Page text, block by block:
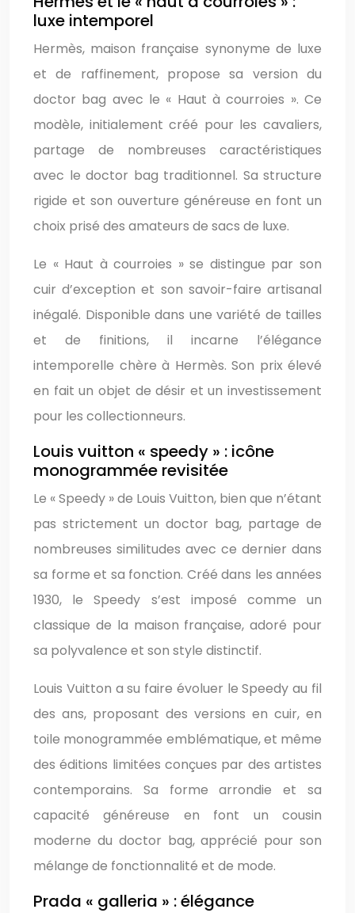
luxe intemporel
Hermès, maison française synonyme de luxe
et de raffinement, propose sa version du
doctor bag avec le « Haut à courroies ». Ce
modèle, initialement créé pour les cavaliers,
partage de nombreuses caractéristiques
avec le doctor bag traditionnel. Sa structure
rigide et son ouverture généreuse en font un
choix prisé des amateurs de sacs de luxe.
Le « Haut à courroies » se distingue par son
cuir d’exception et son savoir-faire artisanal
inégalé. Disponible dans une variété de tailles
et de finitions, il incarne l’élégance
intemporelle chère à Hermès. Son prix élevé
en fait un objet de désir et un investissement
pour les collectionneurs.
Louis vuitton « speedy » : icône
monogrammée revisitée
Le « Speedy » de Louis Vuitton, bien que n’étant
pas strictement un doctor bag, partage de
nombreuses similitudes avec ce dernier dans
sa forme et sa fonction. Créé dans les années
1930, le Speedy s’est imposé comme un
classique de la maison française, adoré pour
sa polyvalence et son style distinctif.
Louis Vuitton a su faire évoluer le Speedy au fil
des ans, proposant des versions en cuir, en
toile monogrammée emblématique, et même
des éditions limitées conçues par des artistes
contemporains. Sa forme arrondie et sa
capacité généreuse en font un cousin
moderne du doctor bag, apprécié pour son
mélange de fonctionnalité et de mode.
Prada « galleria » : élégance